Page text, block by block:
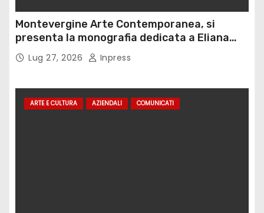
Montevergine Arte Contemporanea, si
presenta la monografia dedicata a Eliana
Adorno
Lug 27, 2026 Inpress
ARTE E CULTURA AZIENDALI COMUNICATI